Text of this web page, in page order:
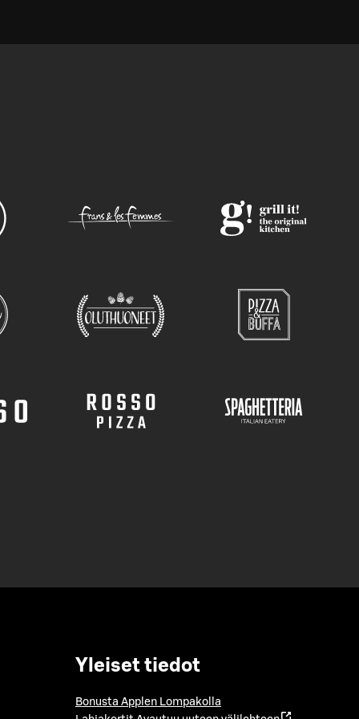
Yleiset tiedot
Bonusta Applen Lompakolla